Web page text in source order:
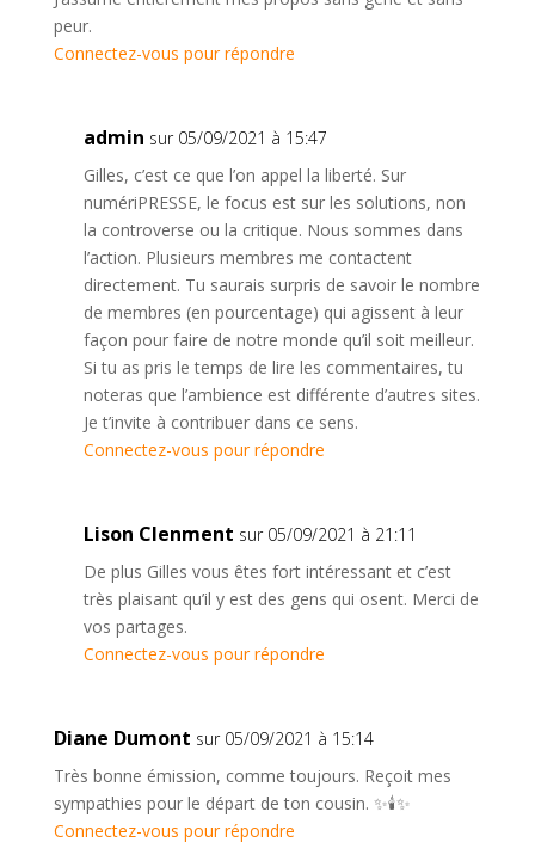
peur.
Connectez-vous pour répondre
admin sur 05/09/2021 à 15:47
Gilles, c’est ce que l’on appel la liberté. Sur
numériPRESSE, le focus est sur les solutions, non
la controverse ou la critique. Nous sommes dans
l’action. Plusieurs membres me contactent
directement. Tu saurais surpris de savoir le nombre
de membres (en pourcentage) qui agissent à leur
façon pour faire de notre monde qu’il soit meilleur.
Si tu as pris le temps de lire les commentaires, tu
noteras que l’ambience est différente d’autres sites.
Je t’invite à contribuer dans ce sens.
Connectez-vous pour répondre
Lison Clenment sur 05/09/2021 à 21:11
De plus Gilles vous êtes fort intéressant et c’est
très plaisant qu’il y est des gens qui osent. Merci de
vos partages.
Connectez-vous pour répondre
Diane Dumont sur 05/09/2021 à 15:14
Très bonne émission, comme toujours. Reçoit mes
sympathies pour le départ de ton cousin. ✨🕯✨
Connectez-vous pour répondre